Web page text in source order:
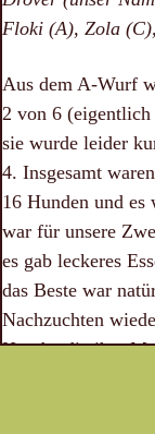
Floki (A), Zola
Aus dem A-Wurf
2 von 6
sie wurde leider
4. Insgesamt
16 Hunden und es
war für unsere
es gab leckeres
das Beste war
Nachzuchten
Hunde, die ihre